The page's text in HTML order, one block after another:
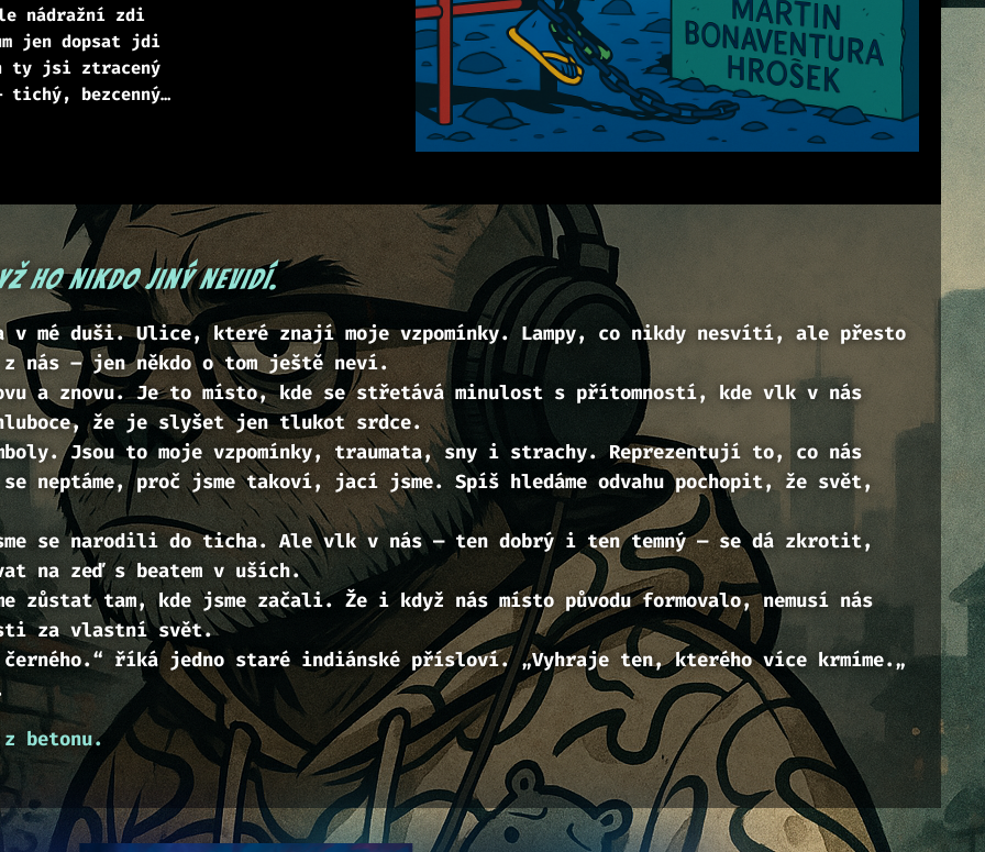
nádražní zdi
jen dopsat jdi
ty jsi ztracený
tichý, bezcenný…
ho nikdo jiný nevidí.
v mé duši. Ulice, které znají moje vzpomínky. Lampy, co nikdy nesvítí, ale přesto
nás – jen někdo o tom ještě neví.
a znovu. Je to místo, kde se střetává minulost s přítomností, kde vlk v nás
že je slyšet jen tlukot srdce.
Jsou to moje vzpomínky, traumata, sny i strachy. Reprezentují to, co nás
neptáme, proč jsme takoví, jací jsme. Spíš hledáme odvahu pochopit, že svět,
se narodili do ticha. Ale vlk v nás — ten dobrý i ten temný — se dá zkrotit,
na zeď s beatem v uších.
zůstat tam, kde jsme začali. Že i když nás místo původu formovalo, nemusí nás
za vlastní svět.
“ říká jedno staré indiánské přísloví. „Vyhraje ten, kterého více krmíme.„
betonu.